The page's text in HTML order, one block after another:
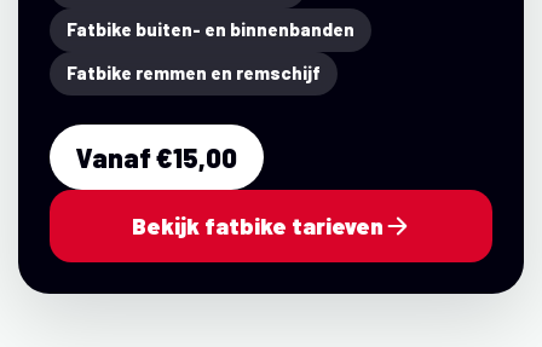
Fatbike buiten- en binnenbanden
Fatbike remmen en remschijf
Vanaf €15,00
Bekijk fatbike tarieven